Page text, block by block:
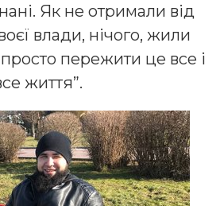
Як не отримали від
влади, нічого, жили
пережити це все і
життя”.